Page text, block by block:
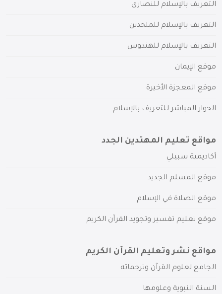
التعريف بالإسلام للنصارى
التعريف بالإسلام للملحدين
التعريف بالإسلام للهندوس
موقع الإيمان
موقع المعجزة الأخيرة
الحوار المباشر للتعريف بالإسلام
مواقع تعليم المهتدين الجدد
أكاديمية سبيلي
موقع المسلم الجديد
موقع الصلاة في الإسلام
موقع تعليم تفسير وتجويد القرآن الكريم
مواقع نشر وتعليم القرآن الكريم
الجامع لعلوم القرآن وترجماته
السنة النبوية وعلومها